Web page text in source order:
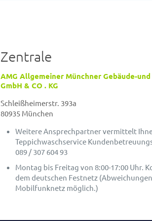
Zentrale
AMG Allgemeiner Münchner Gebäude-
GmbH & CO . KG
Schleißheimerstr. 393a
80935 München
Weitere Ansprechpartner vermittelt
Teppichwaschservice
089 / 307 604 93
Montag bis Freitag von 8:00-17:00 Uhr.
dem deutschen Festnetz
Mobilfunknetz möglich.)